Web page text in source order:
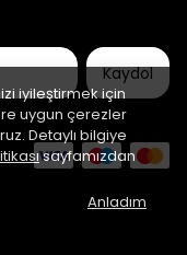
iyileştirmek için
uygun çerezler
Detaylı bilgiye
sayfamızdan
Anladım
Kaydol